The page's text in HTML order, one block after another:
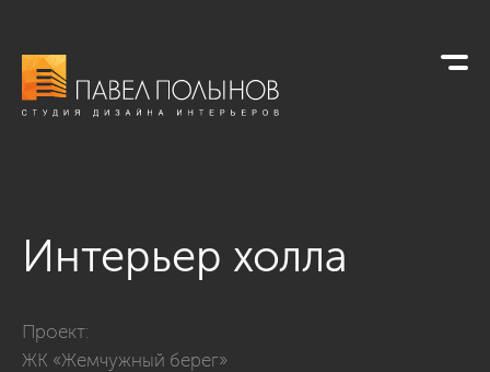
Интерьер холла
Проект:
ЖК «Жемчужный берег»